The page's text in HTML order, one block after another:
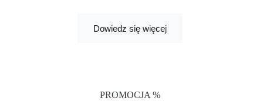
Dowiedz się więcej
PROMOCJA %